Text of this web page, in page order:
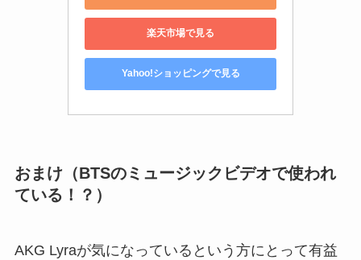
楽天市場で見る
Yahoo!ショッピングで見る
おまけ（BTSのミュージックビデオで使われ
ている！？）
AKG Lyraが気になっているという方にとって有益